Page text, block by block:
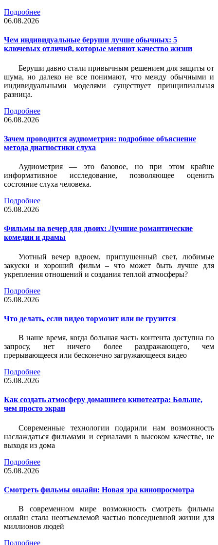
Подробнее
06.08.2026
Чем индивидуальные беруши лучше обычных: 5
ключевых отличий, которые меняют качество жизни
Беруши давно стали привычным решением для защиты от
шума, но далеко не все понимают, что между обычными и
индивидуальными моделями существует принципиальная
разница.
Подробнее
06.08.2026
Зачем проводится аудиометрия: подробное объяснение
метода диагностики слуха
Аудиометрия — это базовое, но при этом крайне
информативное исследование, позволяющее оценить
состояние слуха человека.
Подробнее
05.08.2026
Фильмы на вечер для двоих: Лучшие романтические
комедии и драмы
Уютный вечер вдвоем, приглушенный свет, любимые
закуски и хороший фильм – что может быть лучше для
укрепления отношений и создания теплой атмосферы?
Подробнее
05.08.2026
Что делать, если видео тормозит или не грузится
В наше время, когда большая часть контента доступна по
запросу, нет ничего более раздражающего, чем
прерывающееся или бесконечно загружающееся видео
Подробнее
05.08.2026
Как создать атмосферу домашнего кинотеатра: Больше,
чем просто экран
Современные технологии подарили нам возможность
наслаждаться фильмами и сериалами в высоком качестве, не
выходя из дома
Подробнее
05.08.2026
Смотреть фильмы онлайн: Новая эра кинопросмотра
В современном мире возможность смотреть фильмы
онлайн стала неотъемлемой частью повседневной жизни для
миллионов людей
Подробнее